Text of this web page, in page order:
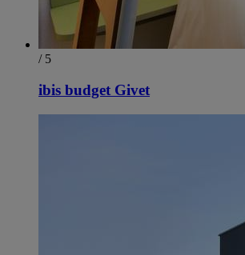
/ 5
ibis budget Givet